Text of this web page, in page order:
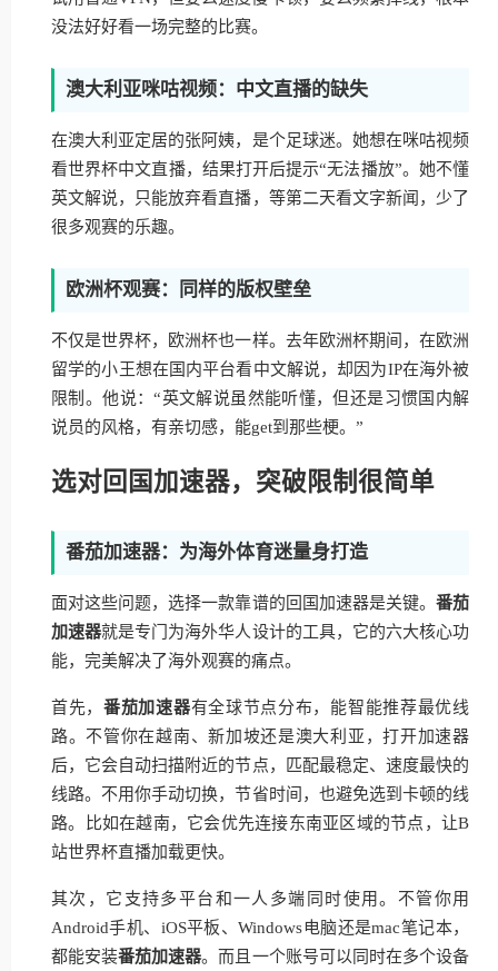
没法好好看一场完整的比赛。
澳大利亚咪咕视频：中文直播的缺失
在澳大利亚定居的张阿姨，是个足球迷。她想在咪咕视频
看世界杯中文直播，结果打开后提示“无法播放”。她不懂
英文解说，只能放弃看直播，等第二天看文字新闻，少了
很多观赛的乐趣。
欧洲杯观赛：同样的版权壁垒
不仅是世界杯，欧洲杯也一样。去年欧洲杯期间，在欧洲
留学的小王想在国内平台看中文解说，却因为IP在海外被
限制。他说：“英文解说虽然能听懂，但还是习惯国内解
说员的风格，有亲切感，能get到那些梗。”
选对回国加速器，突破限制很简单
番茄加速器：为海外体育迷量身打造
面对这些问题，选择一款靠谱的回国加速器是关键。 番茄
加速器就是专门为海外华人设计的工具，它的六大核心功
能，完美解决了海外观赛的痛点。
首先，番茄加速器有全球节点分布，能智能推荐最优线
路。不管你在越南、新加坡还是澳大利亚，打开加速器
后，它会自动扫描附近的节点，匹配最稳定、速度最快的
线路。不用你手动切换，节省时间，也避免选到卡顿的线
路。比如在越南，它会优先连接东南亚区域的节点，让B
站世界杯直播加载更快。
其次，它支持多平台和一人多端同时使用。不管你用
Android手机、iOS平板、Windows电脑还是mac笔记本，
都能安装番茄加速器。而且一个账号可以同时在多个设备